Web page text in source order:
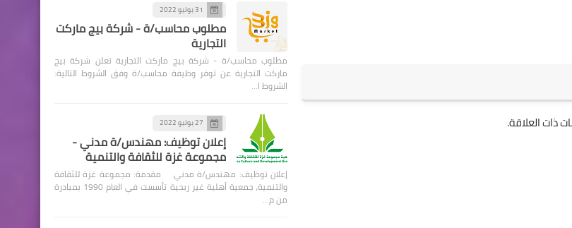
31 يوليو 2022
مطلوب محاسب/ة - شركة بيج ماركت
التجارية
مطلوب محاسب/ة - شركة بيج ماركت التجارية تعلن شركة بيج
ماركت التجارية عن توفر وظيفة محاسب/ة وفق الشروط التالية:
الشروط ا…
27 يوليو 2022
إعلان توظيف: مهندس/ة مدني -
مجموعة غزة للثقافة والتنمية
إعلان توظيف: مهندس/ة مدني مقدمة: مجموعة غزة للثقافة
والتنمية، جمعية أهلية غير ربحية تأسست في العام 1990 بمبادرة
من م…